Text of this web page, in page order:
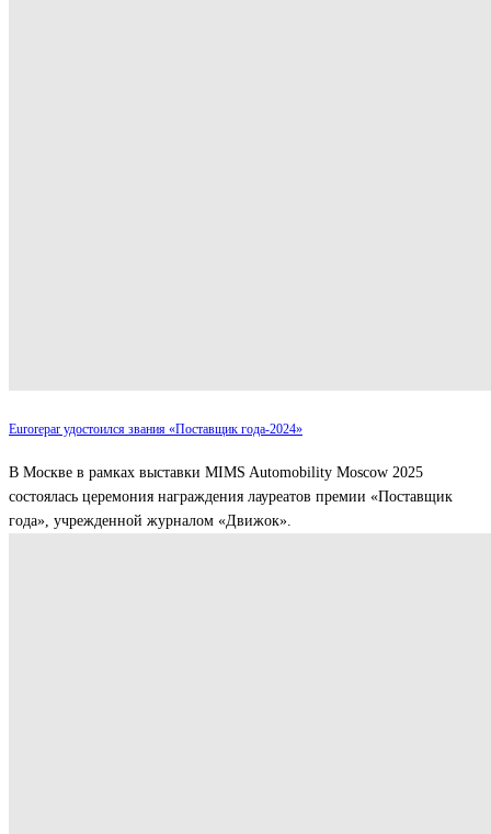
Eurorepar удостоился звания «Поставщик года-2024»
В Москве в рамках выставки MIMS Automobility Moscow 2025
состоялась церемония награждения лауреатов премии «Поставщик
года», учрежденной журналом «Движок».